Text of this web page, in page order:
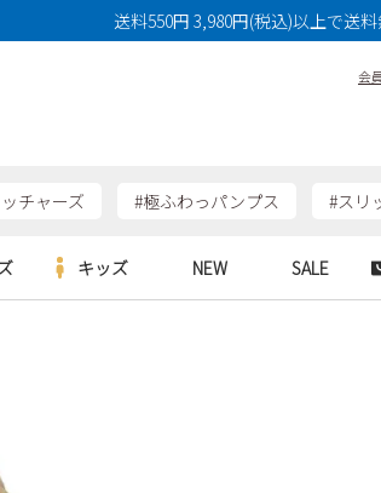
送料550円 3,980円(税込)以上で送料
会
チャーズ #極ふわっパンプス #スリ
キッズ NEW SALE